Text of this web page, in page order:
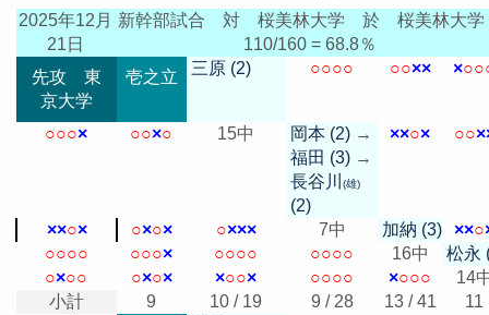
2025年12月
21日
新幹部試合 対 桜美林大学
於 桜美林大学
110/160 = 68.8％
先攻 東
京大学
壱之立 三原 (2) ○○○○ ○○×× ×○○
○○○× ○○×○ 15中 岡本 (2) →
福田 (3) →
長谷川(雄)
(2)
××○× ○○×
××○× ○×○× ○××× 7中 加納 (3) ××○
○○○○ ○○○× ○○○○ ○○○○ 16中
松永
○×○○ ○×○× ×○○× ○○○○ ×○○○
14
小計
9 10 / 19 9 / 28 13 / 41
11